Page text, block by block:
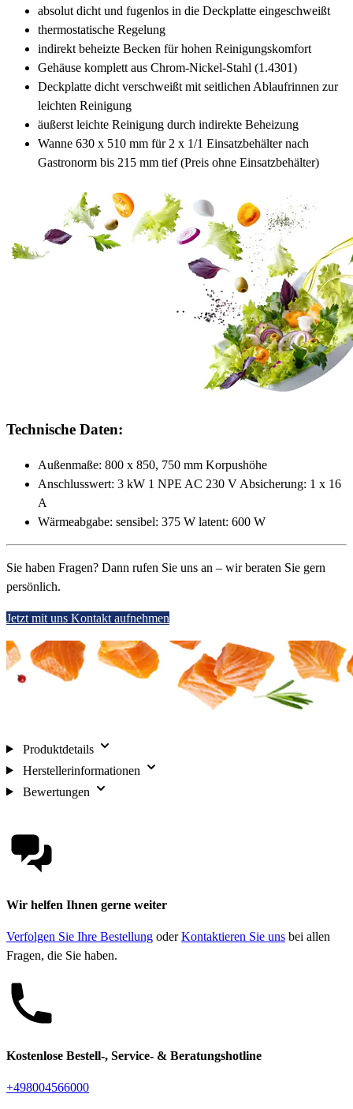
absolut dicht und fugenlos in die Deckplatte eingeschweißt
thermostatische Regelung
indirekt beheizte Becken für hohen Reinigungskomfort
Gehäuse komplett aus Chrom-Nickel-Stahl (1.4301)
Deckplatte dicht verschweißt mit seitlichen Ablaufrinnen zur
leichten Reinigung
äußerst leichte Reinigung durch indirekte Beheizung
Wanne 630 x 510 mm für 2 x 1/1 Einsatzbehälter nach
Gastronorm bis 215 mm tief (Preis ohne Einsatzbehälter)
Technische Daten:
Außenmaße: 800 x 850, 750 mm Korpushöhe
Anschlusswert: 3 kW 1 NPE AC 230 V Absicherung: 1 x 16
A
Wärmeabgabe: sensibel: 375 W latent: 600 W
Sie haben Fragen? Dann rufen Sie uns an – wir beraten Sie gern
persönlich.
Jetzt mit uns Kontakt aufnehmen
Produktdetails
Herstellerinformationen
Bewertungen
Wir helfen Ihnen gerne weiter
Verfolgen Sie Ihre Bestellung oderKontaktieren Sie uns bei allen
Fragen, die Sie haben.
Kostenlose Bestell-, Service- & Beratungshotline
+498004566000